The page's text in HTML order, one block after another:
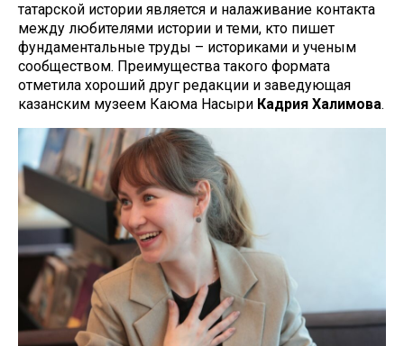
татарской истории является и налаживание контакта
между любителями истории и теми, кто пишет
фундаментальные труды – историками и ученым
сообществом. Преимущества такого формата
отметила хороший друг редакции и заведующая
казанским музеем Каюма Насыри Кадрия Халимова.